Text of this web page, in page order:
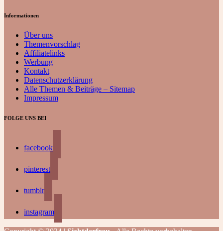
Informationen
Über uns
Themenvorschlag
Affiliatelinks
Werbung
Kontakt
Datenschutzerklärung
Alle Themen & Beiträge – Sitemap
Impressum
FOLGE UNS BEI
facebook
pinterest
tumblr
instagram